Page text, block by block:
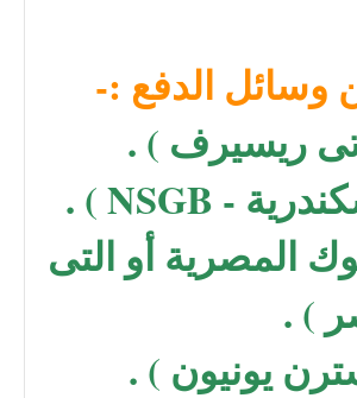
وسائل الدفع :-
ريسيرف ) .
-
NSGB
) .
المصرية أو التى
) .
يونيون ) .